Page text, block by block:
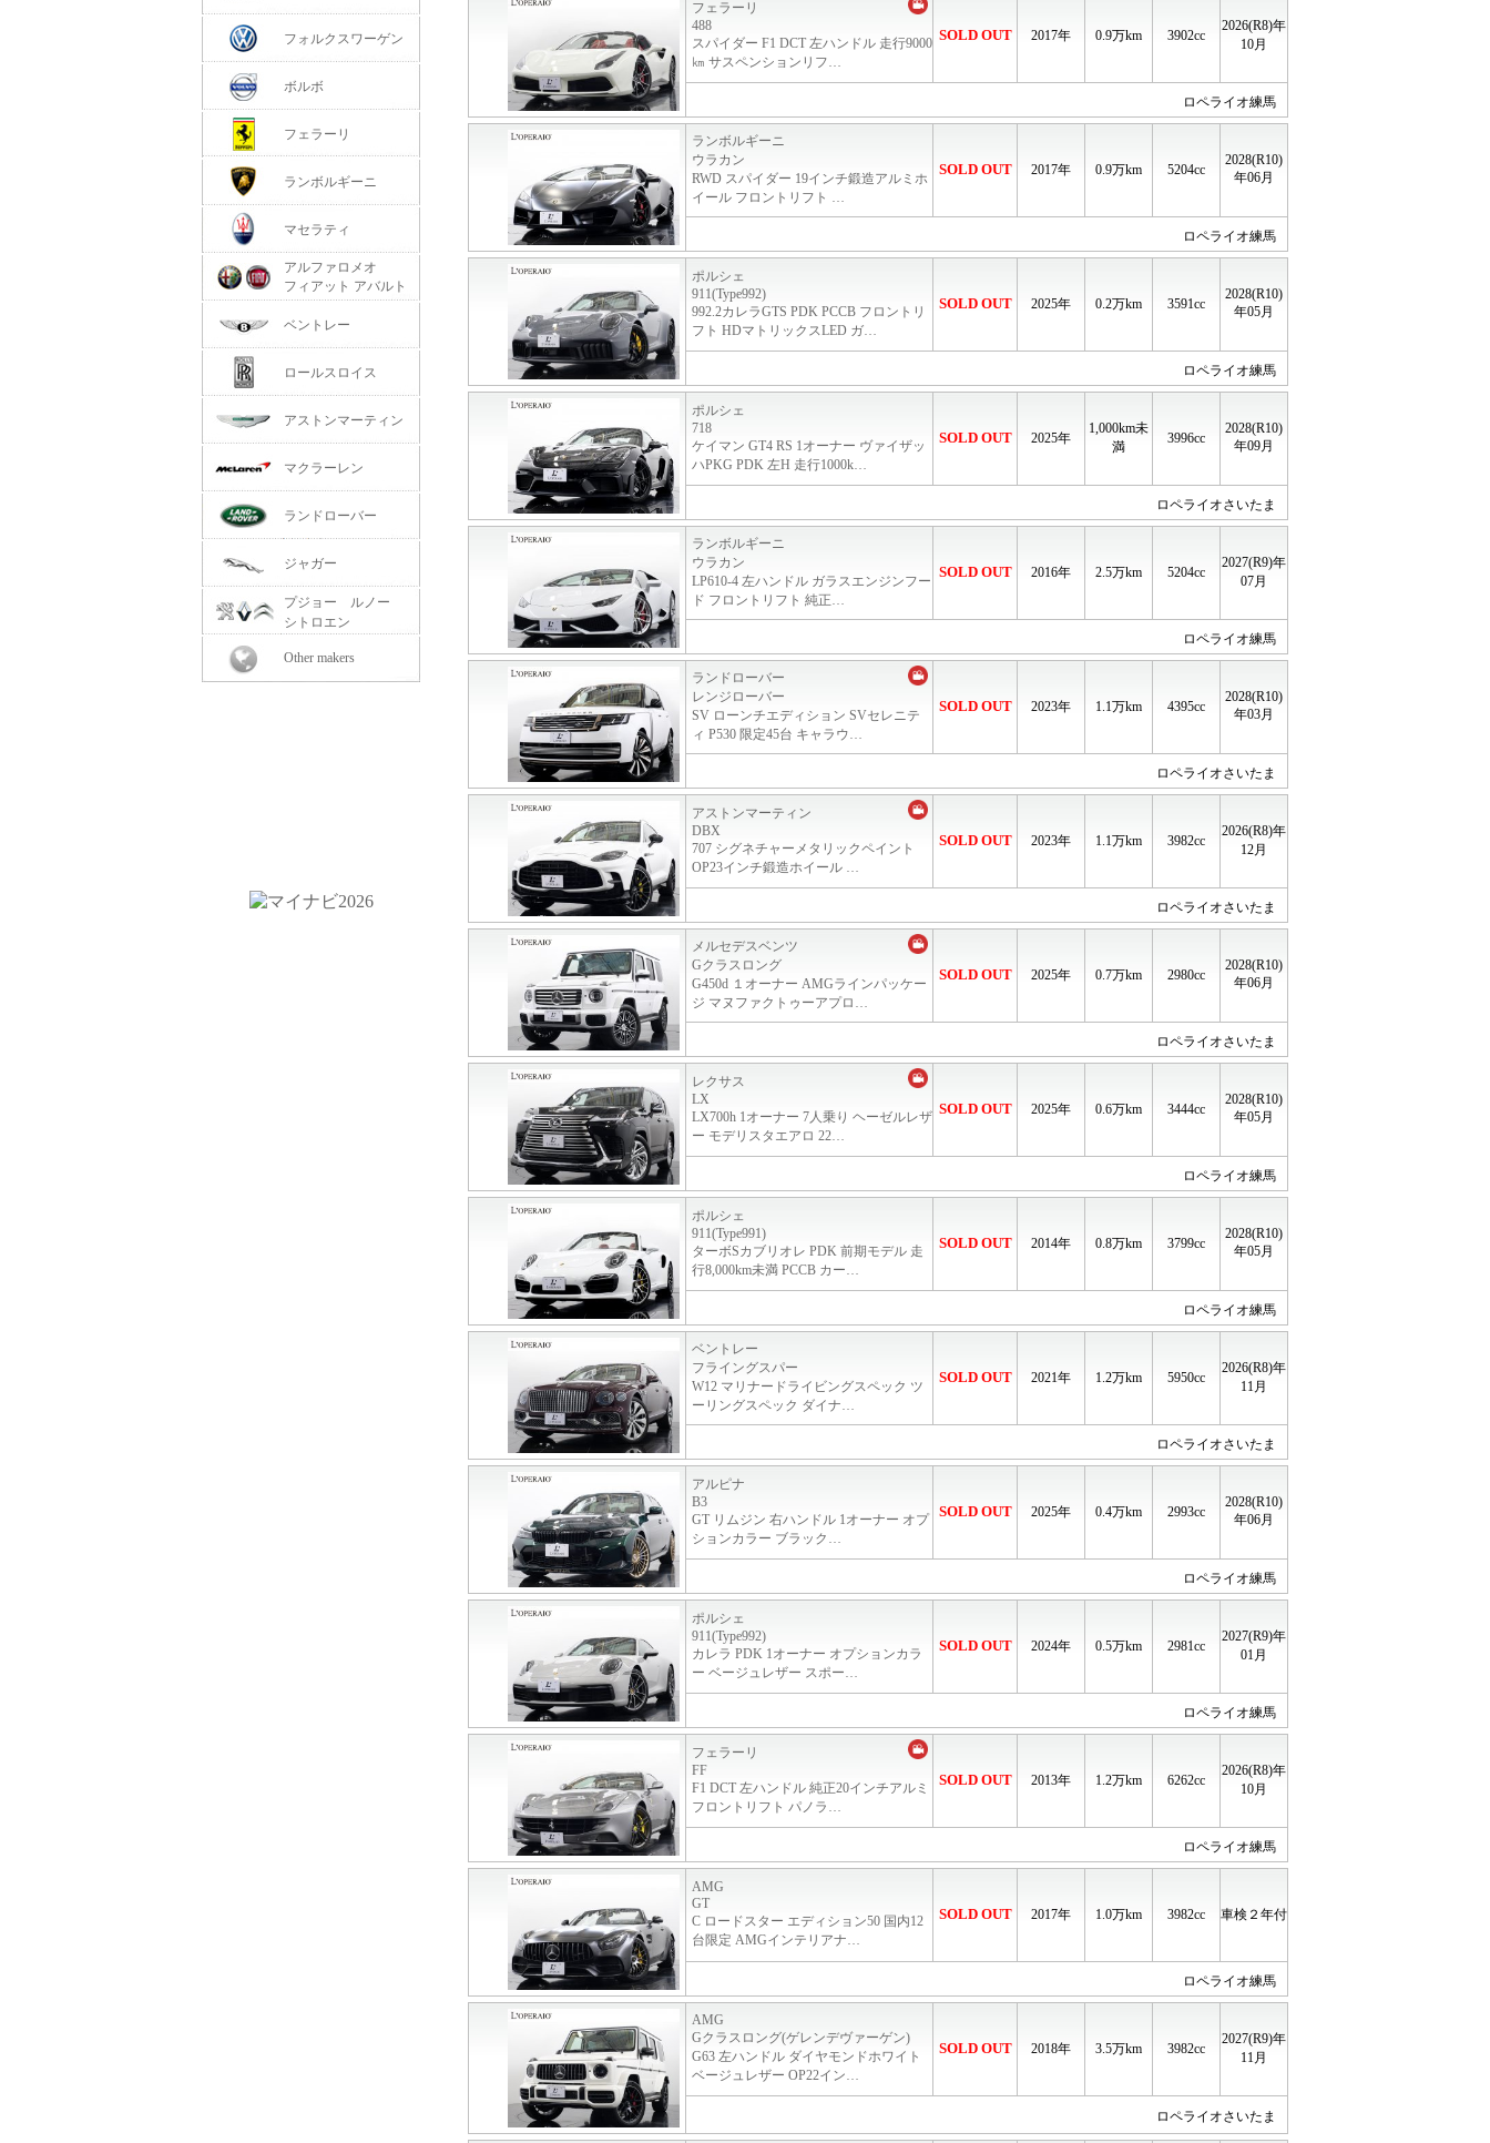
フェラーリ
488
スパイダー F1 DCT 左ハンドル 走行9000
㎞ サスペンションリフ…
SOLD OUT 2017年 0.9万km 3902cc
2026(R8)年
10月
ロペライオ練馬
ランボルギーニ
ウラカン
RWD スパイダー 19インチ鍛造アルミホ
イール フロントリフト …
SOLD OUT 2017年 0.9万km 5204cc
2028(R10)
年06月
ロペライオ練馬
ポルシェ
911(Type992)
992.2カレラGTS PDK PCCB フロントリ
フト HDマトリックスLED ガ…
SOLD OUT 2025年 0.2万km 3591cc
2028(R10)
年05月
ロペライオ練馬
ポルシェ
718
ケイマン GT4 RS 1オーナー ヴァイザッ
ハPKG PDK 左H 走行1000k…
SOLD OUT 2025年
1,000km未
満
3996cc
2028(R10)
年09月
ロペライオさいたま
ランボルギーニ
ウラカン
LP610-4 左ハンドル ガラスエンジンフー
ド フロントリフト 純正…
SOLD OUT 2016年 2.5万km 5204cc
2027(R9)年
07月
ロペライオ練馬
ランドローバー
レンジローバー
SV ローンチエディション SVセレニテ
ィ P530 限定45台 キャラウ…
SOLD OUT 2023年 1.1万km 4395cc
2028(R10)
年03月
ロペライオさいたま
アストンマーティン
DBX
707 シグネチャーメタリックペイント
OP23インチ鍛造ホイール …
SOLD OUT 2023年 1.1万km 3982cc
2026(R8)年
12月
ロペライオさいたま
メルセデスベンツ
Gクラスロング
G450d １オーナー AMGラインパッケー
ジ マヌファクトゥーアプロ…
SOLD OUT 2025年 0.7万km 2980cc
2028(R10)
年06月
ロペライオさいたま
レクサス
LX
LX700h 1オーナー 7人乗り ヘーゼルレザ
ー モデリスタエアロ 22…
SOLD OUT 2025年 0.6万km 3444cc
2028(R10)
年05月
ロペライオ練馬
ポルシェ
911(Type991)
ターボSカブリオレ PDK 前期モデル 走
行8,000km未満 PCCB カー…
SOLD OUT 2014年 0.8万km 3799cc
2028(R10)
年05月
ロペライオ練馬
ベントレー
フライングスパー
W12 マリナードライビングスペック ツ
ーリングスペック ダイナ…
SOLD OUT 2021年 1.2万km 5950cc
2026(R8)年
11月
ロペライオさいたま
アルピナ
B3
GT リムジン 右ハンドル 1オーナー オプ
ションカラー ブラック…
SOLD OUT 2025年 0.4万km 2993cc
2028(R10)
年06月
ロペライオ練馬
ポルシェ
911(Type992)
カレラ PDK 1オーナー オプションカラ
ー ベージュレザー スポー…
SOLD OUT 2024年 0.5万km 2981cc
2027(R9)年
01月
ロペライオ練馬
フェラーリ
FF
F1 DCT 左ハンドル 純正20インチアルミ
フロントリフト パノラ…
SOLD OUT 2013年 1.2万km 6262cc
2026(R8)年
10月
ロペライオ練馬
AMG
GT
C ロードスター エディション50 国内12
台限定 AMGインテリアナ…
SOLD OUT 2017年 1.0万km 3982cc 車検２年付
ロペライオ練馬
AMG
Gクラスロング(ゲレンデヴァーゲン)
G63 左ハンドル ダイヤモンドホワイト
ベージュレザー OP22イン…
SOLD OUT 2018年 3.5万km 3982cc
2027(R9)年
11月
ロペライオさいたま
フォルクスワーゲン
ボルボ
フェラーリ
ランボルギーニ
マセラティ
アルファロメオ
フィアット アバルト
ベントレー
ロールスロイス
アストンマーティン
マクラーレン
ランドローバー
ジャガー
プジョー ルノー
シトロエン
Other makers